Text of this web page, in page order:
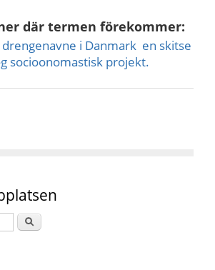
där termen förekommer:
i Danmark  en skitse
socioonomastisk projekt.